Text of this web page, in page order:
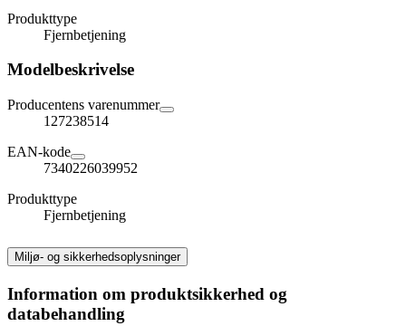
Produkttype
Fjernbetjening
Modelbeskrivelse
Producentens varenummer
127238514
EAN-kode
7340226039952
Produkttype
Fjernbetjening
Miljø- og sikkerhedsoplysninger
Information om produktsikkerhed og
databehandling